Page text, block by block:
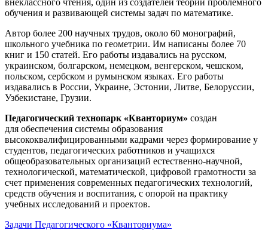
внеклассного чтения, один из создателей теории проблемного
обучения и развивающей системы задач по математике.
Автор более 200 научных трудов, около 60 монографий,
школьного учебника по геометрии. Им написаны более 70
книг и 150 статей. Его работы издавались на русском,
украинском, болгарском, немецком, венгерском, чешском,
польском, сербском и румынском языках. Его работы
издавались в России, Украине, Эстонии, Литве, Белоруссии,
Узбекистане, Грузии.
Педагогический технопарк «Кванториум» создан
для обеспечения системы образования
высококвалифицированными кадрами через формирование у
студентов, педагогических работников и учащихся
общеобразовательных организаций естественно-научной,
технологической, математической, цифровой грамотности за
счет применения современных педагогических технологий,
средств обучения и воспитания, с опорой на практику
учебных исследований и проектов.
Задачи Педагогического «Кванториума»